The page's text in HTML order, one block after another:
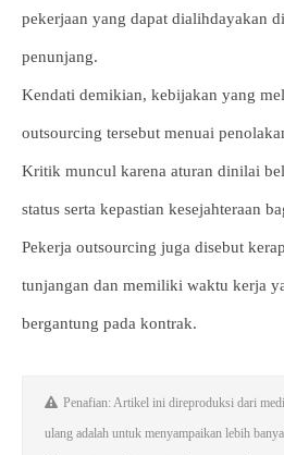
pekerjaan yang dapat dialihdayakan
penunjang.
Kendati demikian, kebijakan yang
outsourcing tersebut menuai
Kritik muncul karena aturan dinilai
status serta kepastian kesejahteraan
Pekerja outsourcing juga disebut
tunjangan dan memiliki waktu kerja
bergantung pada kontrak.
Penafian: Artikel ini direproduksi dari
ulang adalah untuk menyampaikan lebih